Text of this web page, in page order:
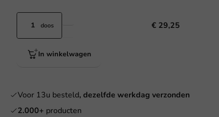
doos € 29,25
In winkelwagen
Voor 13u besteld, dezelfde werkdag verzonden
2.000+ producten